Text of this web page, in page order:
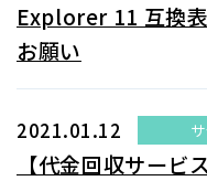
Explorer 11 互換
お願い
2021.01.12
【代金回収サービ